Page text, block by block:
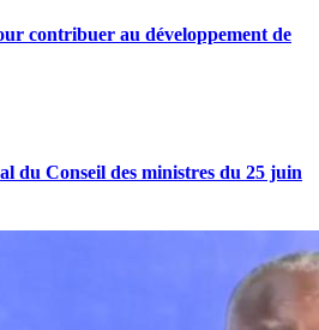
contribuer au développement de
du Conseil des ministres du 25 juin